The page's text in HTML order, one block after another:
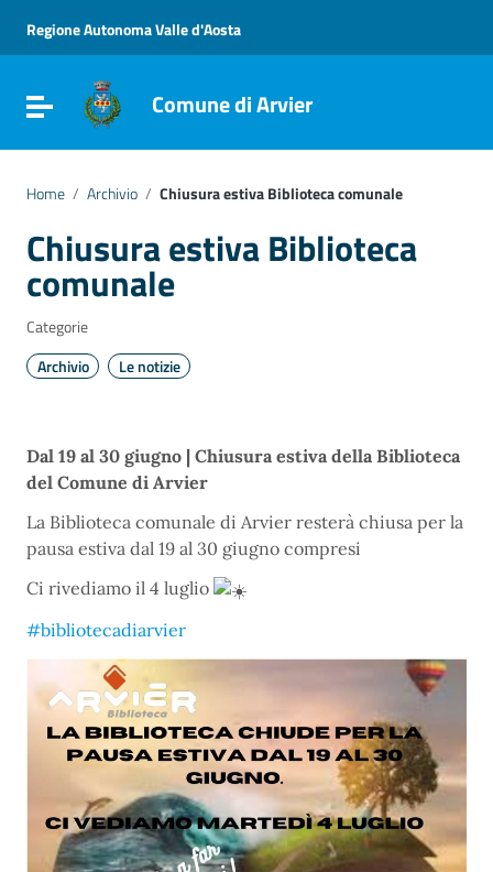
Vai al menu di navigazione
Vai al footer
Regione Autonoma Valle d'Aosta
Attiva / disattiva la navigazione
Comune di Arvier
Home / Archivio / Chiusura estiva Biblioteca comunale
Chiusura estiva Biblioteca
comunale
Categorie
Archivio
Le notizie
Dal 19 al 30 giugno | Chiusura estiva della Biblioteca
del Comune di Arvier
La Biblioteca comunale di Arvier resterà chiusa per la
pausa estiva dal 19 al 30 giugno compresi
Ci rivediamo il 4 luglio
#bibliotecadiarvier